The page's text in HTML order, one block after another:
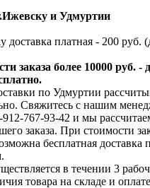
и Удмуртии
доставка платная - 200 руб.
заказа более 10000 руб. -
по Удмуртии
Свяжитесь с нашим
767-93-42 и мы
заказа. При стоимости
бесплатная доставка
в течении 3
товара на складе и оплате